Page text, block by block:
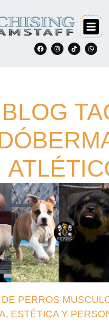
BLOG
PERROS
ESTÉTICA Y